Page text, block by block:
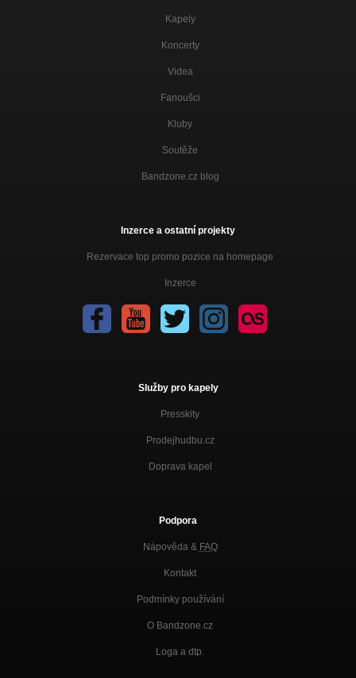
Kapely
Koncerty
Videa
Fanoušci
Kluby
Soutěže
Bandzone.cz blog
Inzerce a ostatní projekty
Rezervace top promo pozice na homepage
Inzerce
Služby pro kapely
Presskity
Prodejhudbu.cz
Doprava kapel
Podpora
Nápověda & FAQ
Kontakt
Podmínky používání
O Bandzone.cz
Loga a dtp.